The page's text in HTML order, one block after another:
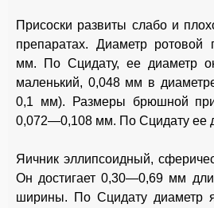
Присоски развиты слабо и
препаратах. Диаметр ротовой
мм. По Сцидату, ее диаметр
маленький, 0,048 мм в
0,1 мм). Размеры брюшной
0,072—0,108 мм. По Сцидату ее
Яичник эллипсоидный,
Он достигает 0,30—0,69 мм
ширины. По Сцидату диаметр